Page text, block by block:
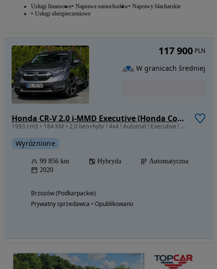
Usługi finansowe Naprawa samochodów Naprawy blacharskie
Usługi ubezpieczeniowe
Honda CR-V 2.0 i-MMD Executive (Honda Connect+)
1993 cm3 • 184 KM • 2,0 ben+hybr ! 4x4 ! Automat ! Executive ! Panorama ! Full Led !
Wyróżnione
99 856 km Hybryda
Automatyczna
2020
Brzozów (Podkarpackie)
Prywatny sprzedawca • Opublikowano
117 900 PLN
W granicach średniej